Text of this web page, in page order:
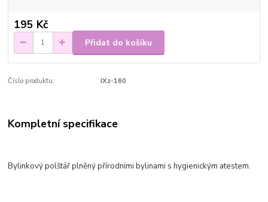
195 Kč
Přidat do košíku
Číslo produktu: IXz-160
Kompletní specifikace
Bylinkový polštář plněný přírodními bylinami s hygienickým atestem.